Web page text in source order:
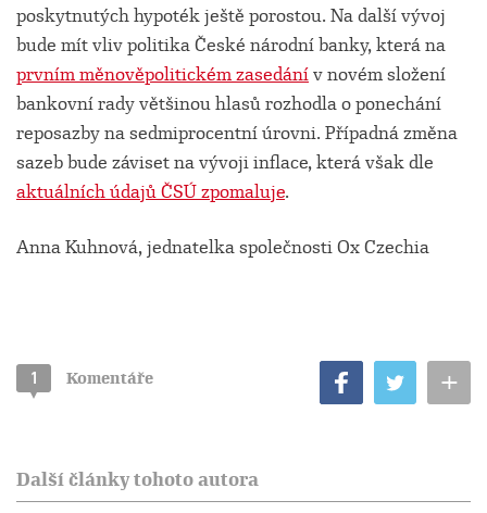
poskytnutých hypoték ještě porostou. Na další vývoj
bude mít vliv politika České národní banky, která na
prvním měnověpolitickém zasedánív novém složení
bankovní rady většinou hlasů rozhodla o ponechání
reposazby na sedmiprocentní úrovni. Případná změna
sazeb bude záviset na vývoji inflace, která však dle
aktuálních údajů ČSÚ zpomaluje.
Anna Kuhnová, jednatelka společnosti Ox Czechia
1 Komentáře +
Další články tohoto autora